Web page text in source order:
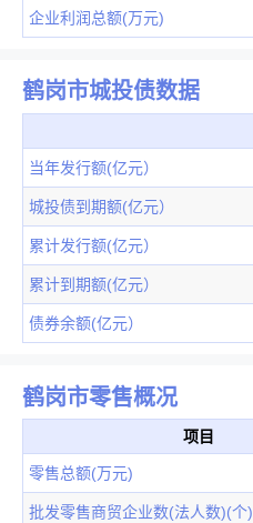
企业利润总额(万元)
鹤岗市城投债数据
当年发行额(亿元）
城投债到期额(亿元）
累计发行额(亿元）
累计到期额(亿元）
债券余额(亿元）
鹤岗市零售概况
项目
零售总额(万元)
批发零售商贸企业数(法人数)(个)